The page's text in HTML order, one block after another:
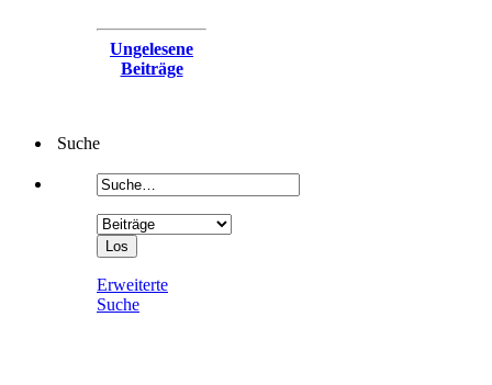
Ungelesene
Beiträge
Suche
Erweiterte
Suche